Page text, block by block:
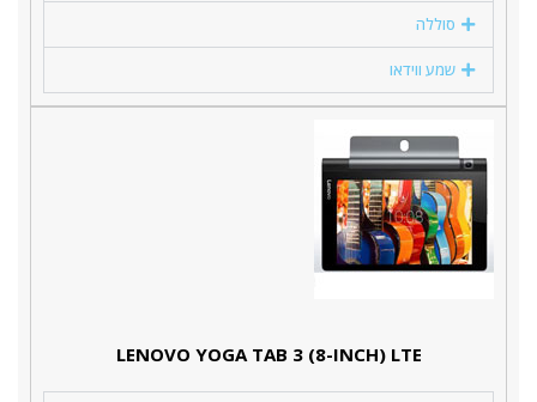
סוללה
שמע ווידאו
LENOVO YOGA TAB 3 (8-INCH) LTE